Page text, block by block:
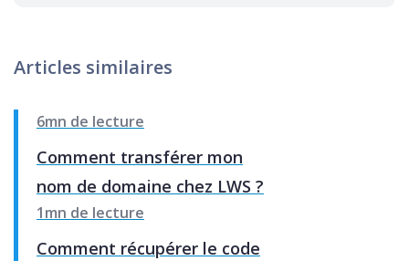
Articles similaires
6mn de lecture
Comment transférer mon
nom de domaine chez LWS ?
1mn de lecture
Comment récupérer le code